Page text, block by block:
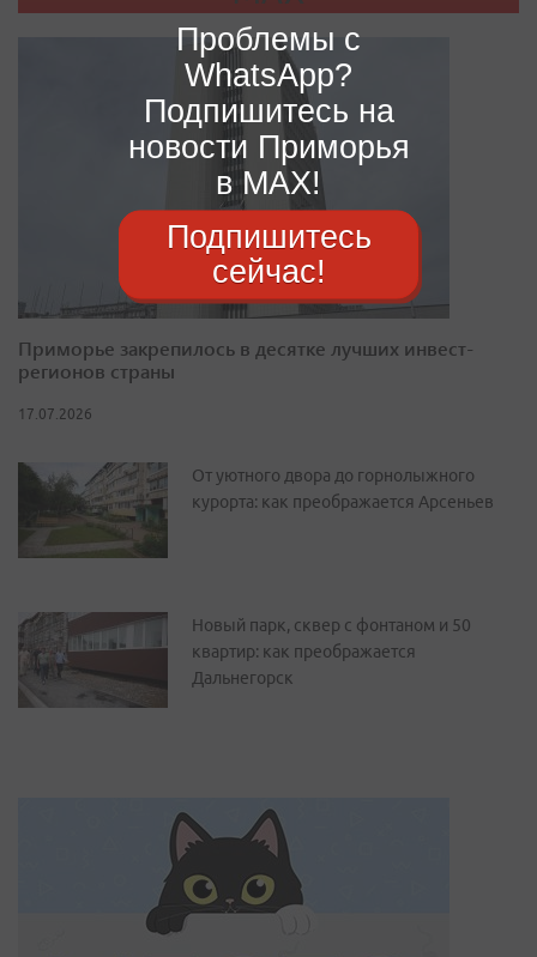
Приморье закрепилось в десятке лучших инвест-
регионов страны
17.07.2026
От уютного двора до горнолыжного
курорта: как преображается Арсеньев
Новый парк, сквер с фонтаном и 50
квартир: как преображается
Дальнегорск
Проблемы с
WhatsApp?
Подпишитесь на
новости Приморья
в MAX!
Подпишитесь
сейчас!